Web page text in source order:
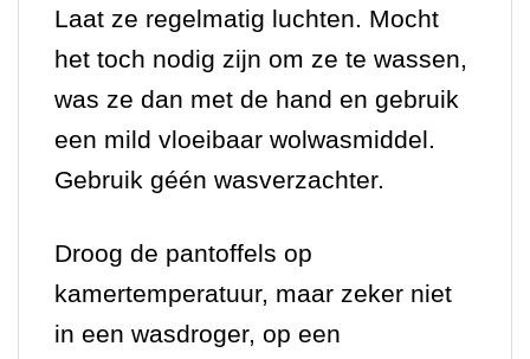
Laat ze regelmatig luchten. Mocht
het toch nodig zijn om ze te wassen,
was ze dan met de hand en gebruik
een mild vloeibaar wolwasmiddel.
Gebruik géén wasverzachter.
Droog de pantoffels op
kamertemperatuur, maar zeker niet
in een wasdroger, op een